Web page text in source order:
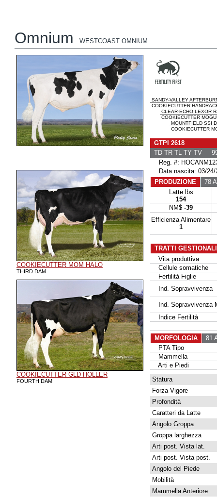
Omnium WESTCOAST OMNIUM
COOKIECUTTER MOM HALO
THIRD DAM
COOKIECUTTER GLD HOLLER
FOURTH DAM
SANDY-VALLEY
COOKIECUTTER
CLEAR-ECHO LEXOR
COOKIECUTTER
MOUNTFIELD SSI
COOKIECUTTER
GTPI 2618
TD TR TL TY TV
Reg. #:
Data nascita: 03/24/
PRODUZIONE
78
Latte lbs
154
NM$ -39
Efficienza Alimentare
1
TRATTI
Vita produttiva
Cellule somatiche
Fertilità Figlie
Ind. Sopravvivenza
Ind. Sopravvivenza
Indice Fertilità
MORFOLOGIA
81
PTA Tipo
Mammella
Arti e Piedi
Statura
Forza-Vigore
Profondità
Caratteri da Latte
Angolo Groppa
Groppa larghezza
Arti post. Vista lat.
Arti post. Vista post.
Angolo del Piede
Mobilità
Mammella Anteriore